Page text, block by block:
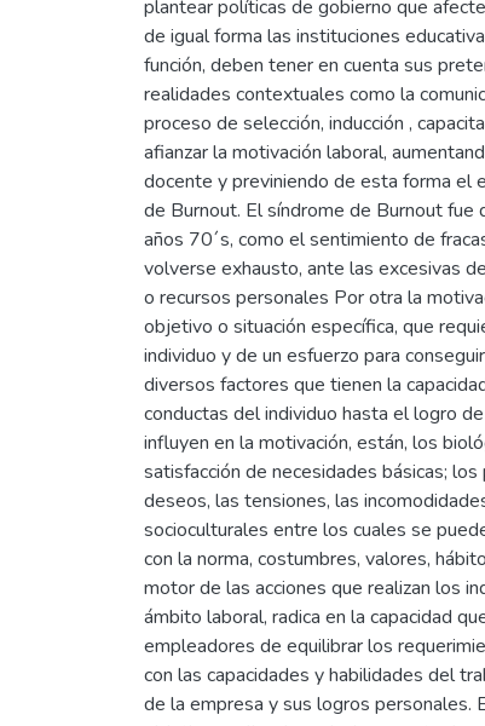
plantear políticas de gobierno que
de igual forma las instituciones
función, deben tener en cuenta sus
realidades contextuales como la
proceso de selección, inducción ,
afianzar la motivación laboral,
docente y previniendo de esta forma el
de Burnout. El síndrome de Burnout
años 70´s, como el sentimiento de
volverse exhausto, ante las excesivas
o recursos personales Por otra la
objetivo o situación específica, que
individuo y de un esfuerzo para
diversos factores que tienen la
conductas del individuo hasta el logro
influyen en la motivación, están, los
satisfacción de necesidades básicas;
deseos, las tensiones, las
socioculturales entre los cuales se
con la norma, costumbres, valores,
motor de las acciones que realizan los
ámbito laboral, radica en la capacidad
empleadores de equilibrar los
con las capacidades y habilidades del
de la empresa y sus logros personales.